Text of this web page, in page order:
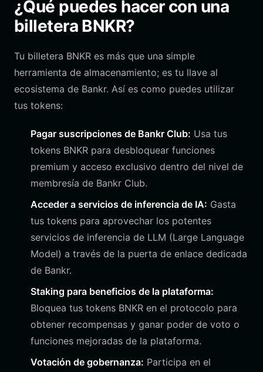
¿Qué puedes hacer con una
billetera BNKR?
Tu billetera BNKR es más que una simple
herramienta de almacenamiento; es tu llave al
ecosistema de Bankr. Así es como puedes utilizar
tus tokens:
Pagar suscripciones de Bankr Club: Usa tus
tokens BNKR para desbloquear funciones
premium y acceso exclusivo dentro del nivel de
membresía de Bankr Club.
Acceder a servicios de inferencia de IA: Gasta
tus tokens para aprovechar los potentes
servicios de inferencia de LLM (Large Language
Model) a través de la puerta de enlace dedicada
de Bankr.
Staking para beneficios de la plataforma:
Bloquea tus tokens BNKR en el protocolo para
obtener recompensas y ganar poder de voto o
funciones mejoradas de la plataforma.
Votación de gobernanza: Participa en el